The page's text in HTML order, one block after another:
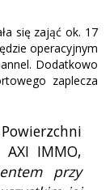
się zająć ok. 17
operacyjnym
Dodatkowo
zaplecza
AXI IMMO,
przy